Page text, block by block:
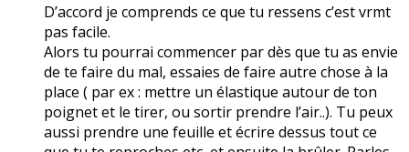
D’accord je comprends ce que tu ressens c’est vrmt
pas facile.
Alors tu pourrai commencer par dès que tu as envie
de te faire du mal, essaies de faire autre chose à la
place ( par ex : mettre un élastique autour de ton
poignet et le tirer, ou sortir prendre l’air..). Tu peux
aussi prendre une feuille et écrire dessus tout ce